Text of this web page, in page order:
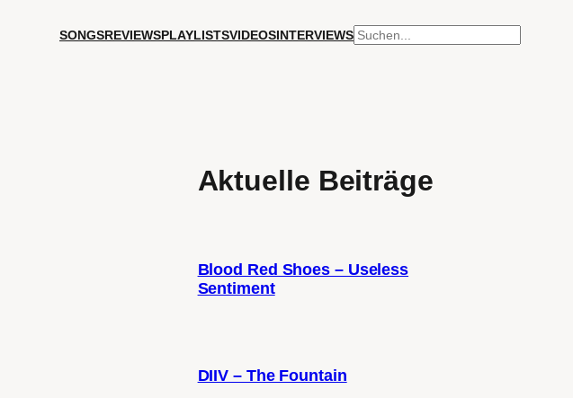
SONGSREVIEWSPLAYLISTSVIDEOSINTERVIEWSSUCHEN
Aktuelle Beiträge
Blood Red Shoes – Useless
Sentiment
DIIV – The Fountain